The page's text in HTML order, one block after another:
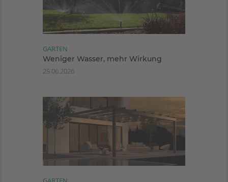
GARTEN
Weniger Wasser, mehr Wirkung
25.06.2026